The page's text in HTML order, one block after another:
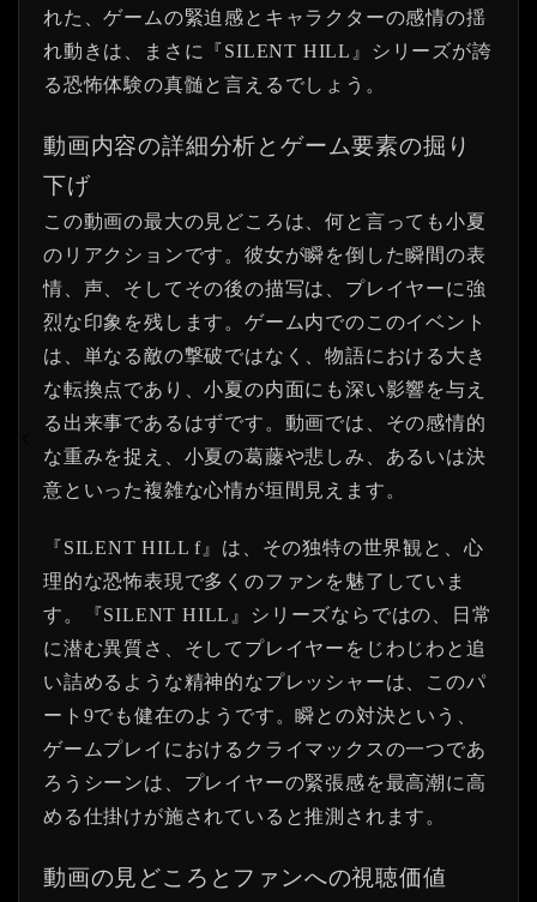
れた、ゲームの緊迫感とキャラクターの感情の揺
れ動きは、まさに『SILENT HILL』シリーズが誇
る恐怖体験の真髄と言えるでしょう。
動画内容の詳細分析とゲーム要素の掘り
下げ
この動画の最大の見どころは、何と言っても小夏
のリアクションです。彼女が瞬を倒した瞬間の表
情、声、そしてその後の描写は、プレイヤーに強
烈な印象を残します。ゲーム内でのこのイベント
は、単なる敵の撃破ではなく、物語における大き
な転換点であり、小夏の内面にも深い影響を与え
る出来事であるはずです。動画では、その感情的
な重みを捉え、小夏の葛藤や悲しみ、あるいは決
意といった複雑な心情が垣間見えます。
『SILENT HILL f』は、その独特の世界観と、心
理的な恐怖表現で多くのファンを魅了していま
す。『SILENT HILL』シリーズならではの、日常
に潜む異質さ、そしてプレイヤーをじわじわと追
い詰めるような精神的なプレッシャーは、このパ
ート9でも健在のようです。瞬との対決という、
ゲームプレイにおけるクライマックスの一つであ
ろうシーンは、プレイヤーの緊張感を最高潮に高
める仕掛けが施されていると推測されます。
動画の見どころとファンへの視聴価値